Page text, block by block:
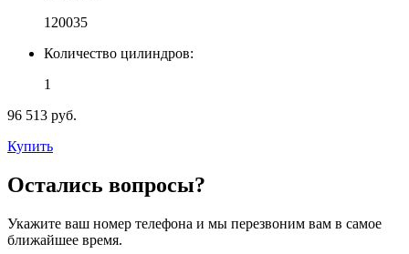
120035
Количество цилиндров:
1
96 513 руб.
Купить
Остались вопросы?
Укажите ваш номер телефона и мы перезвоним вам в самое
ближайшее время.